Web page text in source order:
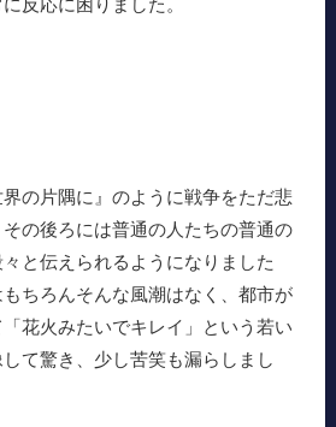
の片隅に』のように戦争をただ悲
の後ろには普通の人たちの普通の
と伝えられるようになりました
ちろんそんな風潮はなく、都市が
花火みたいでキレイ」という若い
て驚き、少し苦笑も漏らしまし